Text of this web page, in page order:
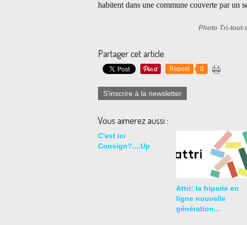
habitent dans une commune couverte par un
Photo Tri-tout-
Partager cet article
Repost 0
S'inscrire à la newsletter
Vous aimerez aussi :
C'est ici
Consign?....Up
Attri: la friperie en
ligne nouvelle
génération...